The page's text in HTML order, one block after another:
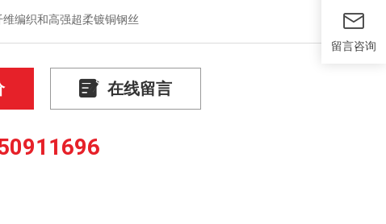
编织和高强超柔镀铜钢丝
在线留言
留言咨询